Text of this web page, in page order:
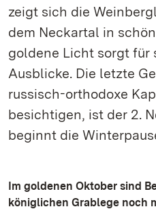
zeigt sich die
dem Neckartal in
goldene Licht sorgt für
Ausblicke. Die letzte
russisch-orthodoxe
besichtigen, ist der 2.
beginnt die
Im goldenen Oktober sind
königlichen Grablege noch